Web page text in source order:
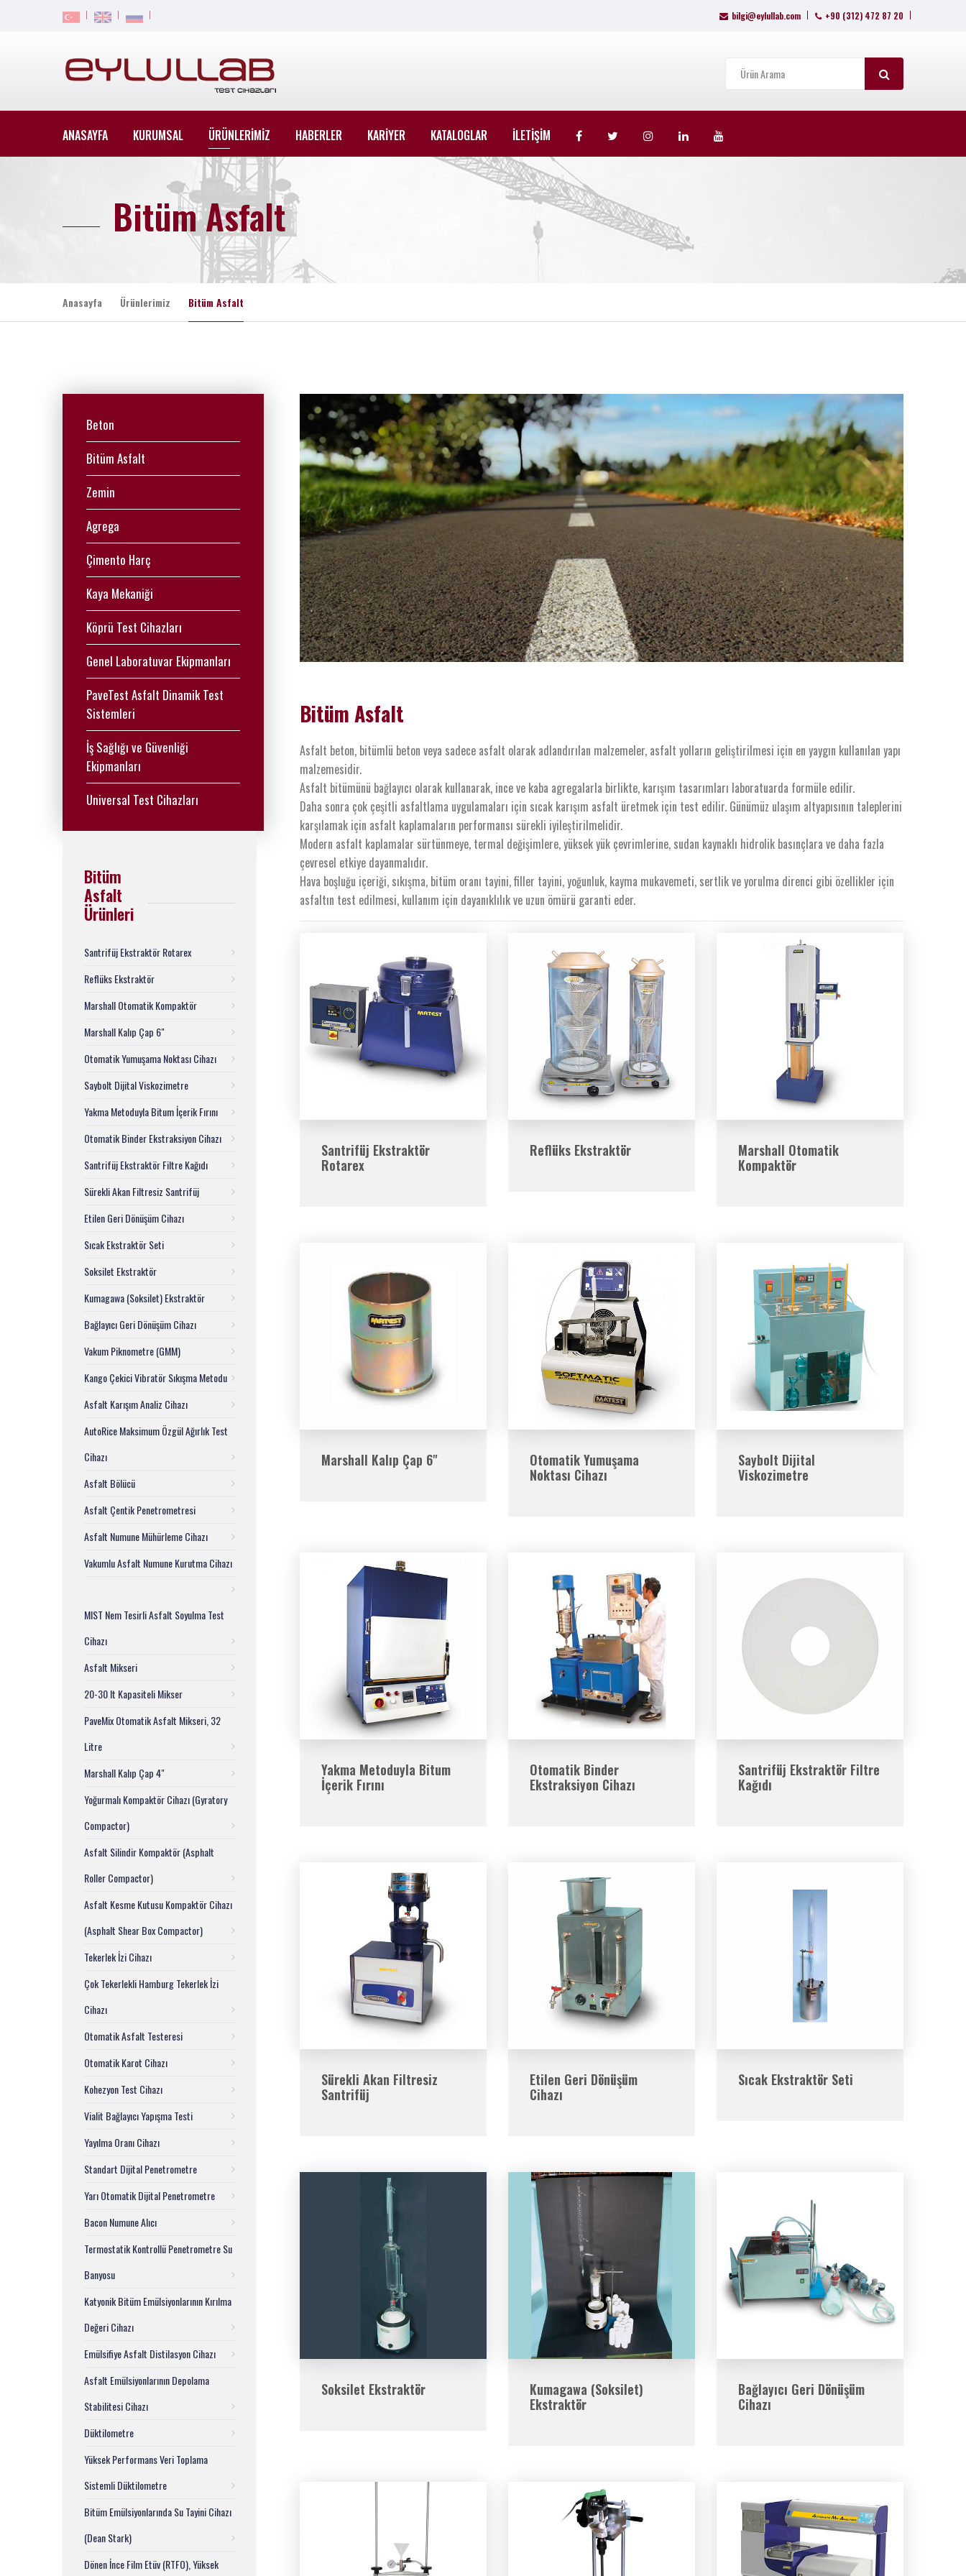
bilgi@eylullab.com +90 (312) 472 87 20
ANASAYFA KURUMSAL ÜRÜNLERİMİZ HABERLER KARİYER KATALOGLAR İLETİŞİM
Bitüm Asfalt
Anasayfa Ürünlerimiz Bitüm Asfalt
Bitüm Asfalt
Asfalt beton, bitümlü beton veya sadece asfalt olarak adlandırılan malzemeler, asfalt yolların geliştirilmesi için en yaygın kullanılan yapı
malzemesidir.
Asfalt bitümünü bağlayıcı olarak kullanarak, ince ve kaba agregalarla birlikte, karışım tasarımları laboratuarda formüle edilir.
Daha sonra çok çeşitli asfaltlama uygulamaları için sıcak karışım asfalt üretmek için test edilir. Günümüz ulaşım altyapısının taleplerini
karşılamak için asfalt kaplamaların performansı sürekli iyileştirilmelidir.
Modern asfalt kaplamalar sürtünmeye, termal değişimlere, yüksek yük çevrimlerine, sudan kaynaklı hidrolik basınçlara ve daha fazla
çevresel etkiye dayanmalıdır.
Hava boşluğu içeriği, sıkışma, bitüm oranı tayini, filler tayini, yoğunluk, kayma mukavemeti, sertlik ve yorulma direnci gibi özellikler için
asfaltın test edilmesi, kullanım için dayanıklılık ve uzun ömürü garanti eder.
Santrifüj Ekstraktör
Rotarex
Reflüks Ekstraktör
Marshall Otomatik
Kompaktör
Marshall Kalıp Çap 6"
Otomatik Yumuşama
Noktası Cihazı
Saybolt Dijital
Viskozimetre
Yakma Metoduyla Bitum
İçerik Fırını
Otomatik Binder
Ekstraksiyon Cihazı
Santrifüj Ekstraktör Filtre
Kağıdı
Sürekli Akan Filtresiz
Santrifüj
Etilen Geri Dönüşüm
Cihazı
Sıcak Ekstraktör Seti
Soksilet Ekstraktör
Kumagawa (Soksilet)
Ekstraktör
Bağlayıcı Geri Dönüşüm
Cihazı
Beton
Bitüm Asfalt
Zemin
Agrega
Çimento Harç
Kaya Mekaniği
Köprü Test Cihazları
Genel Laboratuvar Ekipmanları
PaveTest Asfalt Dinamik Test
Sistemleri
İş Sağlığı ve Güvenliği
Ekipmanları
Universal Test Cihazları
Bitüm
Asfalt
Ürünleri
Santrifüj Ekstraktör Rotarex
Reflüks Ekstraktör
Marshall Otomatik Kompaktör
Marshall Kalıp Çap 6"
Otomatik Yumuşama Noktası Cihazı
Saybolt Dijital Viskozimetre
Yakma Metoduyla Bitum İçerik Fırını
Otomatik Binder Ekstraksiyon Cihazı
Santrifüj Ekstraktör Filtre Kağıdı
Sürekli Akan Filtresiz Santrifüj
Etilen Geri Dönüşüm Cihazı
Sıcak Ekstraktör Seti
Soksilet Ekstraktör
Kumagawa (Soksilet) Ekstraktör
Bağlayıcı Geri Dönüşüm Cihazı
Vakum Piknometre (GMM)
Kango Çekici Vibratör Sıkışma Metodu
Asfalt Karışım Analiz Cihazı
AutoRice Maksimum Özgül Ağırlık Test
Cihazı
Asfalt Bölücü
Asfalt Çentik Penetrometresi
Asfalt Numune Mühürleme Cihazı
Vakumlu Asfalt Numune Kurutma Cihazı
MIST Nem Tesirli Asfalt Soyulma Test
Cihazı
Asfalt Mikseri
20-30 lt Kapasiteli Mikser
PaveMix Otomatik Asfalt Mikseri, 32
Litre
Marshall Kalıp Çap 4"
Yoğurmalı Kompaktör Cihazı (Gyratory
Compactor)
Asfalt Silindir Kompaktör (Asphalt
Roller Compactor)
Asfalt Kesme Kutusu Kompaktör Cihazı
(Asphalt Shear Box Compactor)
Tekerlek İzi Cihazı
Çok Tekerlekli Hamburg Tekerlek İzi
Cihazı
Otomatik Asfalt Testeresi
Otomatik Karot Cihazı
Kohezyon Test Cihazı
Vialit Bağlayıcı Yapışma Testi
Yayılma Oranı Cihazı
Standart Dijital Penetrometre
Yarı Otomatik Dijital Penetrometre
Bacon Numune Alıcı
Termostatik Kontrollü Penetrometre Su
Banyosu
Katyonik Bitüm Emülsiyonlarının Kırılma
Değeri Cihazı
Emülsifiye Asfalt Distilasyon Cihazı
Asfalt Emülsiyonlarının Depolama
Stabilitesi Cihazı
Düktilometre
Yüksek Performans Veri Toplama
Sistemli Düktilometre
Bitüm Emülsiyonlarında Su Tayini Cihazı
(Dean Stark)
Dönen İnce Film Etüv (RTFO), Yüksek